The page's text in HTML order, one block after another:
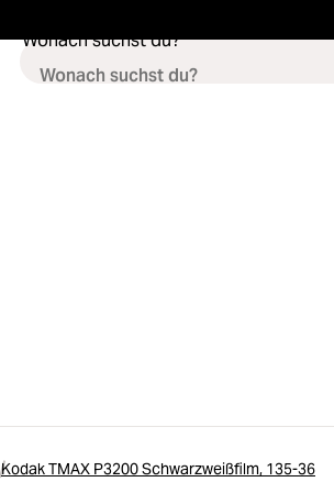
Wonach suchst du?
Kodak TMAX P3200 Schwarzweißfilm, 135-36